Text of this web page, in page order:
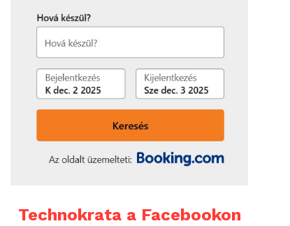
Technokrata a Facebookon